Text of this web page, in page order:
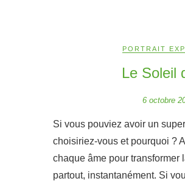
PORTRAIT
Le Soleil
6 octobre
Si vous pouviez avoir un
choisiriez-vous et pourquoi ?
chaque âme pour transformer
partout, instantanément. Si